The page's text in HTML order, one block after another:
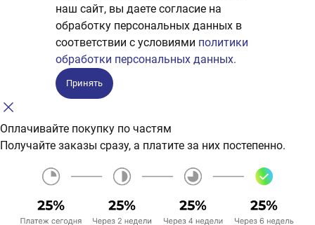
наш сайт, вы даете согласие на
обработку персональных данных в
соответствии с условиями политики
обработки персональных данных.
Принять
Оплачивайте покупку по частям
Получайте заказы сразу, а платите за них постепенно.